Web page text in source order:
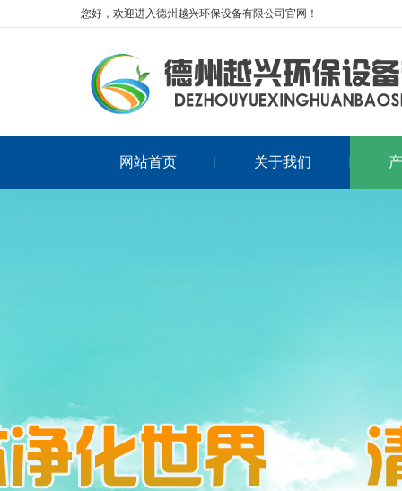
您好，欢迎进入德州越兴环保设备有限公司官网！
网站首页 关于我们